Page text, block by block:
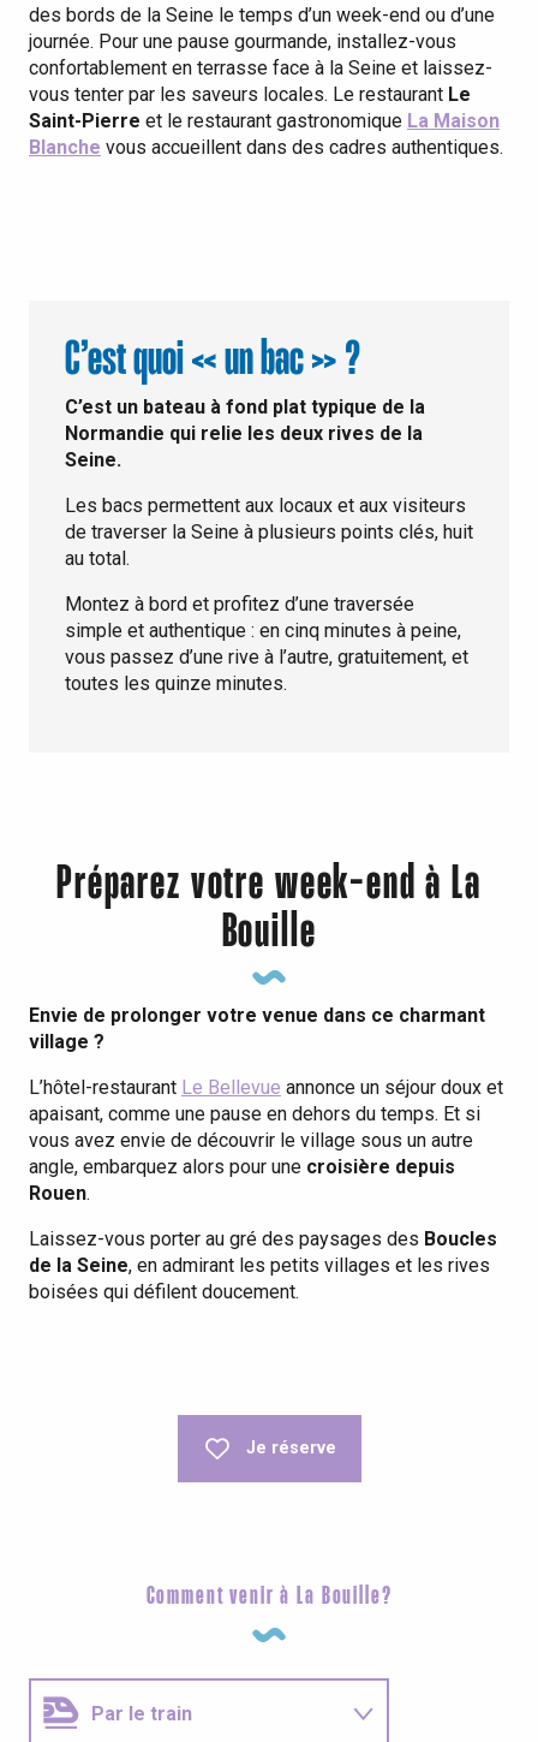
des bords de la Seine le temps d’un week-end ou d’une
journée. Pour une pause gourmande, installez-vous
confortablement en terrasse face à la Seine et laissez-
vous tenter par les saveurs locales. Le restaurant Le
Saint-Pierre et le restaurant gastronomique La Maison
Blanche vous accueillent dans des cadres authentiques.
C’est quoi « un bac » ?
C’est un bateau à fond plat typique de la
Normandie qui relie les deux rives de la
Seine.
Les bacs permettent aux locaux et aux visiteurs
de traverser la Seine à plusieurs points clés, huit
au total.
Montez à bord et profitez d’une traversée
simple et authentique : en cinq minutes à peine,
vous passez d’une rive à l’autre, gratuitement, et
toutes les quinze minutes.
Préparez votre week-end à La
Bouille
Envie de prolonger votre venue dans ce charmant
village ?
L’hôtel-restaurant Le Bellevue annonce un séjour doux et
apaisant, comme une pause en dehors du temps. Et si
vous avez envie de découvrir le village sous un autre
angle, embarquez alors pour une croisière depuis
Rouen.
Laissez-vous porter au gré des paysages des Boucles
de la Seine, en admirant les petits villages et les rives
boisées qui défilent doucement.
Je réserve
Comment venir à La Bouille?
Par le train